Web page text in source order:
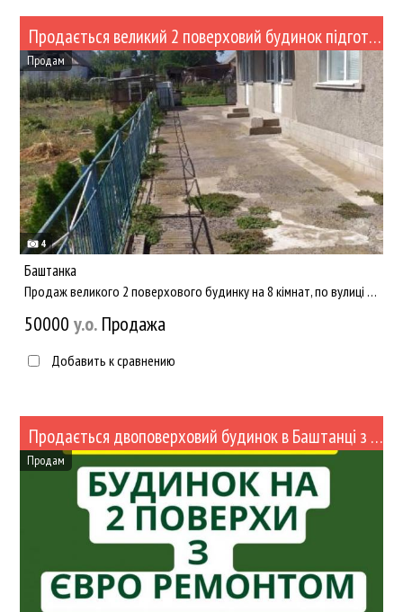
Продається великий 2 поверховий будинок підготовлений під капітальний ремонт (№467-118)
4
Продам
Баштанка
Продаж великого 2 поверхового будинку на 8 кімнат, по вулиці Олега Кошевого. Всі комунцікації. Будинок підгото...
50000 y.о. Продажа
Добавить к сравнению
Продається двоповерховий будинок в Баштанці з євро ремонтом (№433-85)
Продам